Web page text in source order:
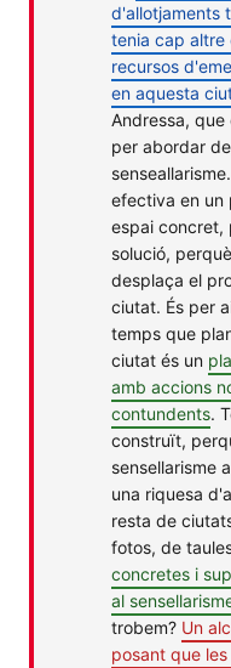
d'allotjaments
tenia cap altre
recursos
en aquesta
Andressa, que
per abordar
efectiva en un
espai concret,
solució,
desplaça el
ciutat. És per
temps que
ciutat és un
amb accions
contundents.
construït,
sensellarisme
una riquesa
resta de
fotos, de
concretes i
al
trobem? Un
posant que